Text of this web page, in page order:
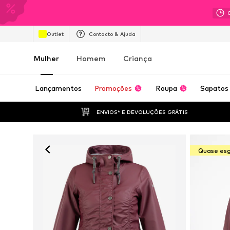
Outlet Contacto & Ajuda
Mulher Homem Criança
Lançamentos Promoções Roupa Sapatos
ENVIOS* E DEVOLUÇÕES GRÁTIS
Quase